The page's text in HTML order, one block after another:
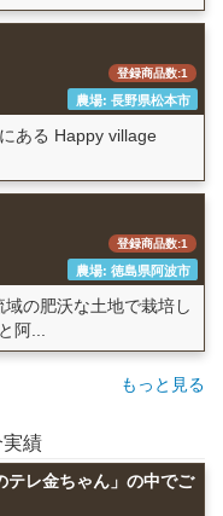
登録商品数:1
農場: 長野県松本市
ある Happy village
登録商品数:1
農場: 徳島県阿波市
の肥沃な土地で栽培し
阿...
もっと見る
実績
テレ金ちゃん」の中でご